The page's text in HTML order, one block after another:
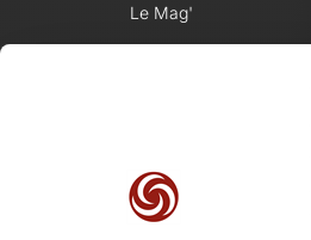
Le Mag'